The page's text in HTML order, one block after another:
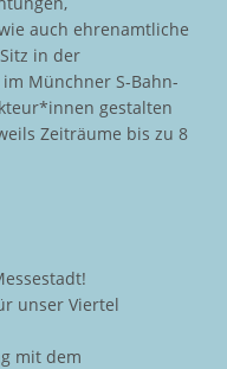
auch ehrenamtliche
in der
Münchner S-Bahn-
gestalten
Zeiträume bis zu 8
unser Viertel
mit dem